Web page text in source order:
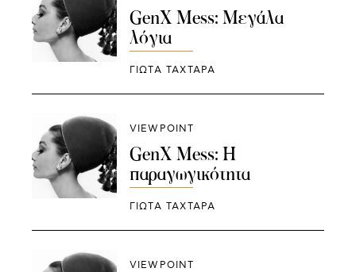
GenX Mess: Μεγάλα
λόγια
ΓΙΩΤΑ ΤΑΧΤΑΡΑ
VIEWPOINT
GenX Mess: Η
παραγωγικότητα
ΓΙΩΤΑ ΤΑΧΤΑΡΑ
VIEWPOINT